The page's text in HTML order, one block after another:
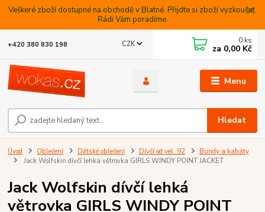
Veškeré zboží dostupné na obchodě v Blatné. Přijdte si zboží vyzkoušet.
Rádi Vám poradíme.
Menu
CZK
Hledat
+420 380 830 198 0 ks
za 0,00 Kč
Úvod Oblečení Dětské oblečení Dívčí od vel. 92
Bundy a kabáty
Jack Wolfskin dívčí lehká větrovka GIRLS WINDY POINT JACKET
Jack Wolfskin dívčí lehká
větrovka GIRLS WINDY POINT